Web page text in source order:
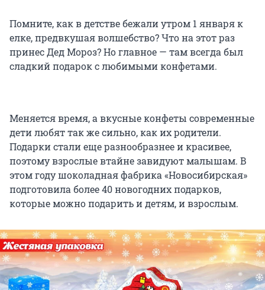
Помните, как в детстве бежали утром 1 января к
елке, предвкушая волшебство? Что на этот раз
принес Дед Мороз? Но главное — там всегда был
сладкий подарок с любимыми конфетами.
Меняется время, а вкусные конфеты современные
дети любят так же сильно, как их родители.
Подарки стали еще разнообразнее и красивее,
поэтому взрослые втайне завидуют малышам. В
этом году шоколадная фабрика «Новосибирская»
подготовила более 40 новогодних подарков,
которые можно подарить и детям, и взрослым.